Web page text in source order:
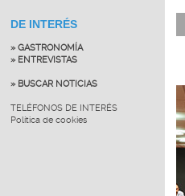
DE INTERÉS
» GASTRONOMÍA
» ENTREVISTAS
» BUSCAR NOTICIAS
TELÉFONOS DE INTERÉS
Política de cookies